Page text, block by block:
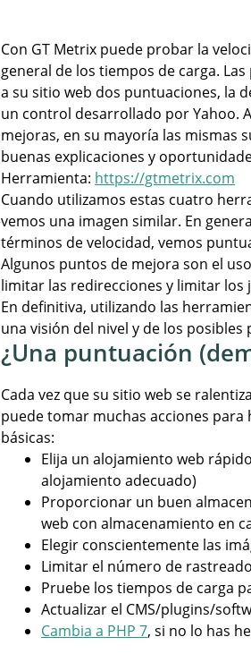
Con GT Metrix puede probar la
general de los tiempos de carga.
a su sitio web dos puntuaciones, la
un control desarrollado por Yahoo.
mejoras, en su mayoría las mismas
buenas explicaciones y
Herramienta: https://gtmetrix.com
Cuando utilizamos estas cuatro
vemos una imagen similar. En
términos de velocidad, vemos
Algunos puntos de mejora son el
limitar las redirecciones y limitar los
En definitiva, utilizando las
una visión del nivel y de los
¿Una puntuación
Cada vez que su sitio web se
puede tomar muchas acciones
básicas:
Elija un alojamiento web
alojamiento adecuado)
Proporcionar un buen
web con almacenamiento en
Elegir conscientemente las
Limitar el número de
Pruebe los tiempos de carga
Actualizar el CMS/plugins/
Cambia a PHP 7, si no lo has